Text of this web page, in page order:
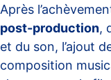
Après
post-production,
et du son, l’ajout
composition